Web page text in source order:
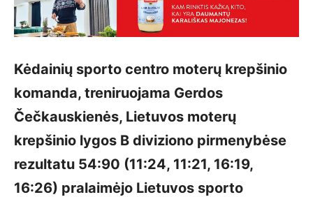
Kėdainių sporto centro moterų krepšinio
komanda, treniruojama Gerdos
Čečkauskienės, Lietuvos moterų
krepšinio lygos B diviziono pirmenybėse
rezultatu 54:90 (11:24, 11:21, 16:19,
16:26) pralaimėjo Lietuvos sporto